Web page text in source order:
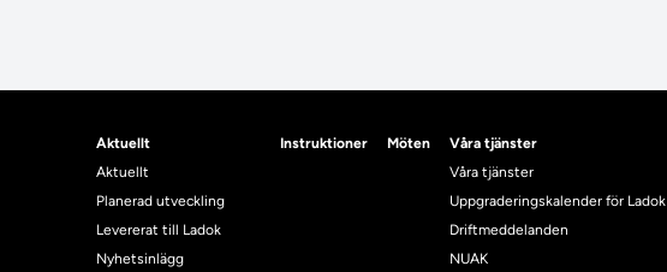
Aktuellt
Aktuellt
Planerad utveckling
Levererat till Ladok
Nyhetsinlägg
Instruktioner Möten
Våra tjänster
Våra tjänster
Uppgraderingskalender för Ladok
Driftmeddelanden
NUAK